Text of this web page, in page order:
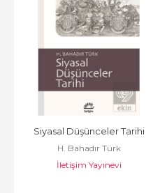
Siyasal Düşünceler Tarihi
H. Bahadır Türk
İletişim Yayınevi